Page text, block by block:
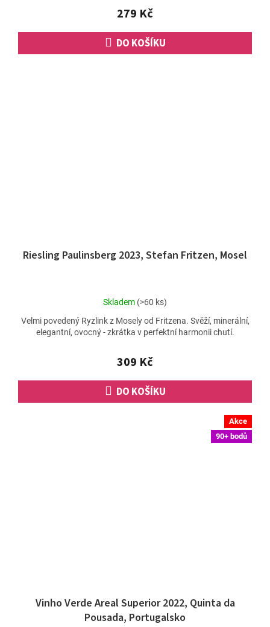
5
hvězdiček.
279 Kč
DO KOŠÍKU
Riesling Paulinsberg 2023, Stefan Fritzen, Mosel
Průměrné
produktu
je
z
5
hvězdiček.
Skladem (>60 ks)
309 Kč
DO KOŠÍKU
Velmi povedený Ryzlink z Mosely od Fritzena. Svěží, minerální,
elegantní, ovocný - zkrátka v perfektní harmonii chutí.
Akce
90+ bodů
Vinho Verde Areal Superior 2022, Quinta da
Pousada, Portugalsko